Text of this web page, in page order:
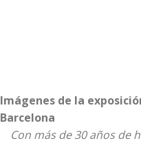
Imágenes de la
Barcelona
Con más de 30 años de